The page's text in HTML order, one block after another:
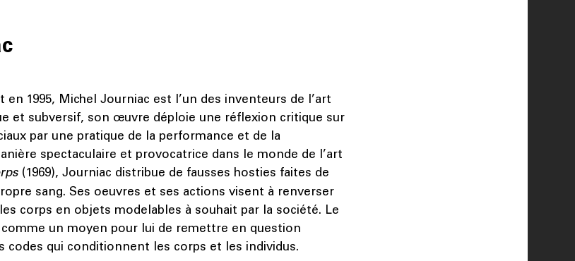
en 1995, Michel Journiac est l’un des inventeurs de l’art
et subversif, son œuvre déploie une réflexion critique sur
par une pratique de la performance et de la
spectaculaire et provocatrice dans le monde de l’art
(1969), Journiac distribue de fausses hosties faites de
sang. Ses oeuvres et ses actions visent à renverser
corps en objets modelables à souhait par la société. Le
un moyen pour lui de remettre en question
codes qui conditionnent les corps et les individus.